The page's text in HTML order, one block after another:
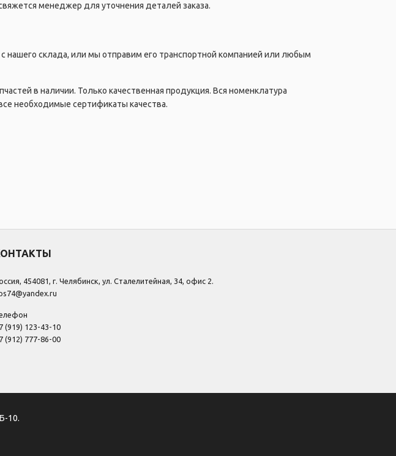
менеджер для уточнения деталей заказа.
нашего склада, или мы отправим его транспортной компанией или любым
в наличии. Только качественная продукция. Вся номенклатура
необходимые сертификаты качества.
454081, г. Челябинск, ул. Сталелитейная, 34, офис 2.
(919) 123-43-10
(912) 777-86-00
10.